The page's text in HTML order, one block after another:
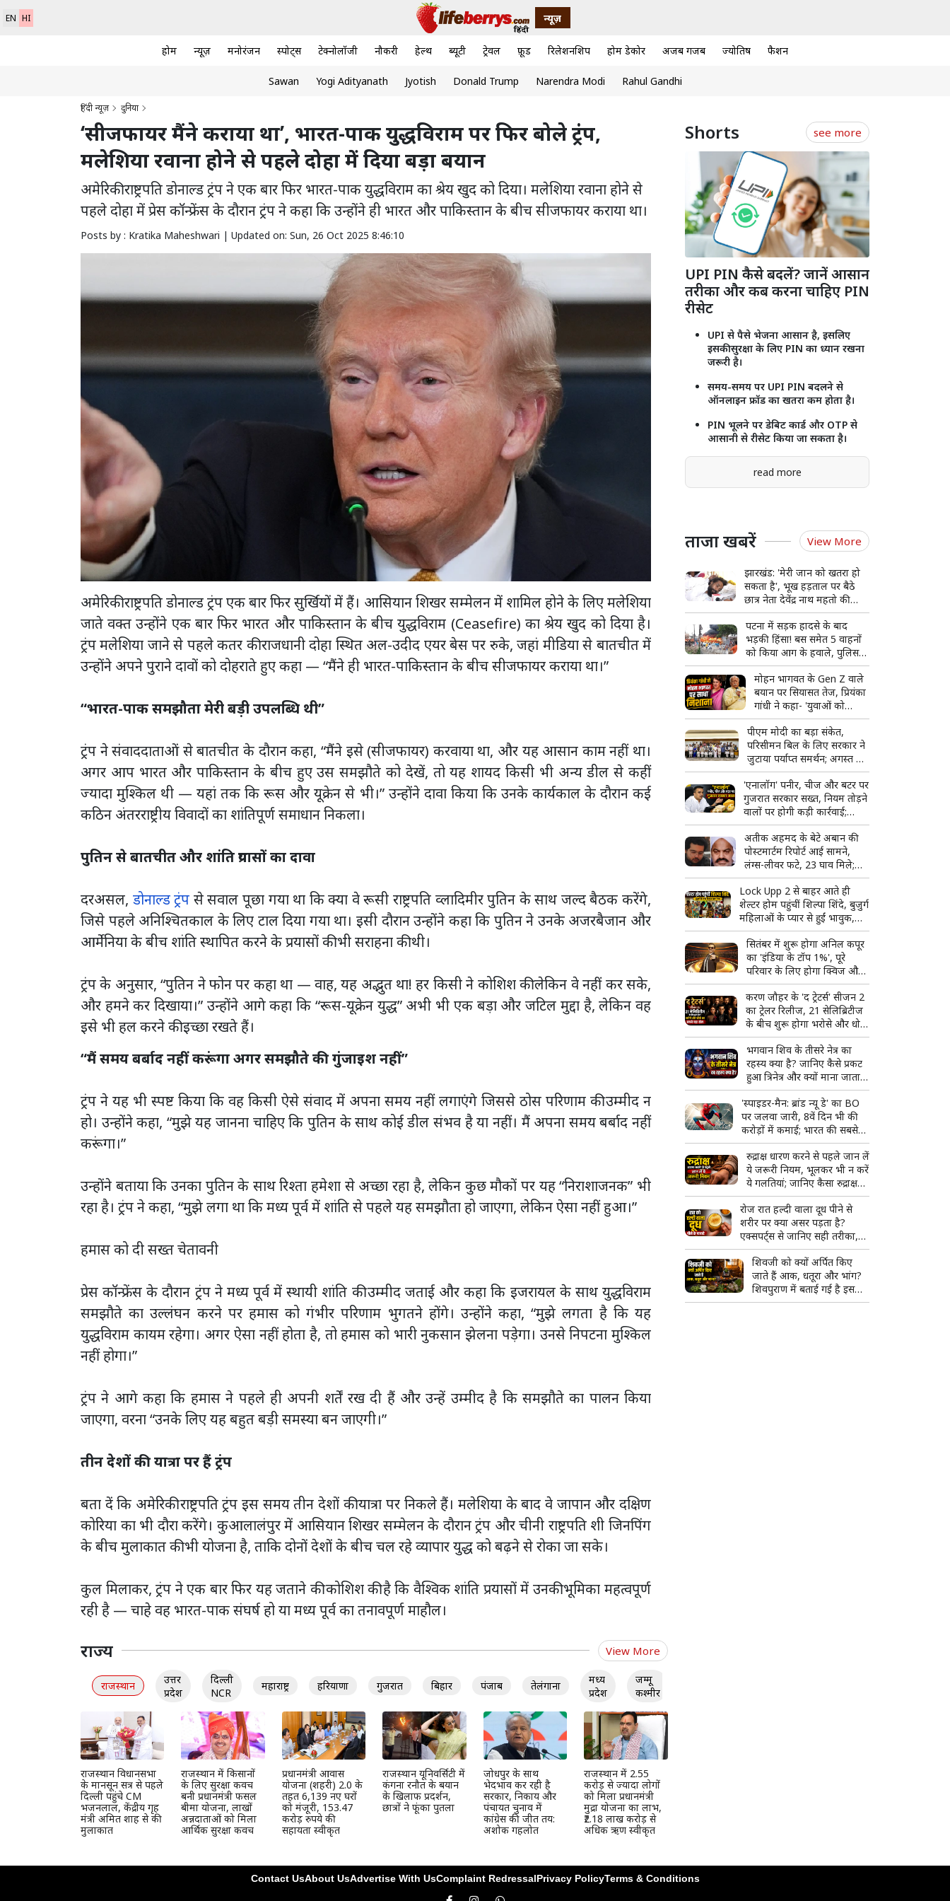
EN HI न्यूज़
होम न्यूज़ मनोरंजन स्पोर्ट्स टेक्नोलॉजी नौकरी हेल्थ ब्यूटी ट्रेवल फ़ूड रिलेशनशिप होम डेकोर अजब गजब ज्योतिष फैशन
Sawan Yogi Adityanath Jyotish Donald Trump Narendra Modi Rahul Gandhi
हिंदी न्यूज़ दुनिया
‘सीजफायर मैंने कराया था’, भारत-पाक युद्धविराम पर फिर बोले ट्रंप,
मलेशिया रवाना होने से पहले दोहा में दिया बड़ा बयान
अमेरिकी राष्ट्रपति डोनाल्ड ट्रंप ने एक बार फिर भारत-पाक युद्धविराम का श्रेय खुद को दिया। मलेशिया रवाना होने से
पहले दोहा में प्रेस कॉन्फ्रेंस के दौरान ट्रंप ने कहा कि उन्होंने ही भारत और पाकिस्तान के बीच सीजफायर कराया था।
Posts by : Kratika Maheshwari | Updated on: Sun, 26 Oct 2025 8:46:10
अमेरिकी राष्ट्रपति डोनाल्ड ट्रंप एक बार फिर सुर्खियों में हैं। आसियान शिखर सम्मेलन में शामिल होने के लिए मलेशिया
जाते वक्त उन्होंने एक बार फिर भारत और पाकिस्तान के बीच युद्धविराम (Ceasefire) का श्रेय खुद को दिया है।
ट्रंप मलेशिया जाने से पहले कतर की राजधानी दोहा स्थित अल-उदीद एयर बेस पर रुके, जहां मीडिया से बातचीत में
उन्होंने अपने पुराने दावों को दोहराते हुए कहा — “मैंने ही भारत-पाकिस्तान के बीच सीजफायर कराया था।”
“भारत-पाक समझौता मेरी बड़ी उपलब्धि थी”
ट्रंप ने संवाददाताओं से बातचीत के दौरान कहा, “मैंने इसे (सीजफायर) करवाया था, और यह आसान काम नहीं था।
अगर आप भारत और पाकिस्तान के बीच हुए उस समझौते को देखें, तो यह शायद किसी भी अन्य डील से कहीं
ज्यादा मुश्किल थी — यहां तक कि रूस और यूक्रेन से भी।” उन्होंने दावा किया कि उनके कार्यकाल के दौरान कई
कठिन अंतरराष्ट्रीय विवादों का शांतिपूर्ण समाधान निकला।
पुतिन से बातचीत और शांति प्रयासों का दावा
दरअसल, डोनाल्ड ट्रंप से सवाल पूछा गया था कि क्या वे रूसी राष्ट्रपति व्लादिमीर पुतिन के साथ जल्द बैठक करेंगे,
जिसे पहले अनिश्चितकाल के लिए टाल दिया गया था। इसी दौरान उन्होंने कहा कि पुतिन ने उनके अजरबैजान और
आर्मेनिया के बीच शांति स्थापित करने के प्रयासों की भी सराहना की थी।
ट्रंप के अनुसार, “पुतिन ने फोन पर कहा था — वाह, यह अद्भुत था! हर किसी ने कोशिश की लेकिन वे नहीं कर सके,
और हमने कर दिखाया।” उन्होंने आगे कहा कि “रूस-यूक्रेन युद्ध” अभी भी एक बड़ा और जटिल मुद्दा है, लेकिन वह
इसे भी हल करने की इच्छा रखते हैं।
“मैं समय बर्बाद नहीं करूंगा अगर समझौते की गुंजाइश नहीं”
ट्रंप ने यह भी स्पष्ट किया कि वह किसी ऐसे संवाद में अपना समय नहीं लगाएंगे जिससे ठोस परिणाम की उम्मीद न
हो। उन्होंने कहा, “मुझे यह जानना चाहिए कि पुतिन के साथ कोई डील संभव है या नहीं। मैं अपना समय बर्बाद नहीं
करूंगा।”
उन्होंने बताया कि उनका पुतिन के साथ रिश्ता हमेशा से अच्छा रहा है, लेकिन कुछ मौकों पर यह “निराशाजनक” भी
रहा है। ट्रंप ने कहा, “मुझे लगा था कि मध्य पूर्व में शांति से पहले यह समझौता हो जाएगा, लेकिन ऐसा नहीं हुआ।”
हमास को दी सख्त चेतावनी
प्रेस कॉन्फ्रेंस के दौरान ट्रंप ने मध्य पूर्व में स्थायी शांति की उम्मीद जताई और कहा कि इजरायल के साथ युद्धविराम
समझौते का उल्लंघन करने पर हमास को गंभीर परिणाम भुगतने होंगे। उन्होंने कहा, “मुझे लगता है कि यह
युद्धविराम कायम रहेगा। अगर ऐसा नहीं होता है, तो हमास को भारी नुकसान झेलना पड़ेगा। उनसे निपटना मुश्किल
नहीं होगा।”
ट्रंप ने आगे कहा कि हमास ने पहले ही अपनी शर्तें रख दी हैं और उन्हें उम्मीद है कि समझौते का पालन किया
जाएगा, वरना “उनके लिए यह बहुत बड़ी समस्या बन जाएगी।”
तीन देशों की यात्रा पर हैं ट्रंप
बता दें कि अमेरिकी राष्ट्रपति ट्रंप इस समय तीन देशों की यात्रा पर निकले हैं। मलेशिया के बाद वे जापान और दक्षिण
कोरिया का भी दौरा करेंगे। कुआलालंपुर में आसियान शिखर सम्मेलन के दौरान ट्रंप और चीनी राष्ट्रपति शी जिनपिंग
के बीच मुलाकात की भी योजना है, ताकि दोनों देशों के बीच चल रहे व्यापार युद्ध को बढ़ने से रोका जा सके।
कुल मिलाकर, ट्रंप ने एक बार फिर यह जताने की कोशिश की है कि वैश्विक शांति प्रयासों में उनकी भूमिका महत्वपूर्ण
रही है — चाहे वह भारत-पाक संघर्ष हो या मध्य पूर्व का तनावपूर्ण माहौल।
राज्य View More
राजस्थान
उत्तर
प्रदेश
दिल्ली
NCR
महाराष्ट्र हरियाणा गुजरात बिहार पंजाब तेलंगाना
मध्य
प्रदेश
जम्मू
कश्मीर
राजस्थान विधानसभा
के मानसून सत्र से पहले
दिल्ली पहुंचे CM
भजनलाल, केंद्रीय गृह
मंत्री अमित शाह से की
मुलाकात
राजस्थान में किसानों
के लिए सुरक्षा कवच
बनी प्रधानमंत्री फसल
बीमा योजना, लाखों
अन्नदाताओं को मिला
आर्थिक सुरक्षा कवच
प्रधानमंत्री आवास
योजना (शहरी) 2.0 के
तहत 6,139 नए घरों
को मंजूरी, 153.47
करोड़ रुपये की
सहायता स्वीकृत
राजस्थान यूनिवर्सिटी में
कंगना रनौत के बयान
के खिलाफ प्रदर्शन,
छात्रों ने फूंका पुतला
जोधपुर के साथ
भेदभाव कर रही है
सरकार, निकाय और
पंचायत चुनाव में
कांग्रेस की जीत तय:
अशोक गहलोत
राजस्थान में 2.55
करोड़ से ज्यादा लोगों
को मिला प्रधानमंत्री
मुद्रा योजना का लाभ,
₹2.18 लाख करोड़ से
अधिक ऋण स्वीकृत
Shorts see more
UPI PIN कैसे बदलें? जानें आसान
तरीका और कब करना चाहिए PIN
रीसेट
UPI से पैसे भेजना आसान है, इसलिए
इसकी सुरक्षा के लिए PIN का ध्यान रखना
जरूरी है।
समय-समय पर UPI PIN बदलने से
ऑनलाइन फ्रॉड का खतरा कम होता है।
PIN भूलने पर डेबिट कार्ड और OTP से
आसानी से रीसेट किया जा सकता है।
read more
ताजा खबरें View More
झारखंड: 'मेरी जान को खतरा हो
सकता है', भूख हड़ताल पर बैठे
छात्र नेता देवेंद्र नाथ महतो की
बिगड़ी हालत, अस्पताल में भर्ती
पटना में सड़क हादसे के बाद
भड़की हिंसा! बस समेत 5 वाहनों
को किया आग के हवाले, पुलिस
और मीडिया पर भी पथराव
मोहन भागवत के Gen Z वाले
बयान पर सियासत तेज, प्रियंका
गांधी ने कहा- 'युवाओं को
उनके...'
पीएम मोदी का बड़ा संकेत,
परिसीमन बिल के लिए सरकार ने
जुटाया पर्याप्त समर्थन; अगस्त में
हो सकता है विशेष सत्र
'एनालॉग' पनीर, चीज और बटर पर
गुजरात सरकार सख्त, नियम तोड़ने
वालों पर होगी कड़ी कार्रवाई;
टास्क फोर्स बनाने का ऐलान
अतीक अहमद के बेटे अबान की
पोस्टमार्टम रिपोर्ट आई सामने,
लंग्स-लीवर फटे, 23 घाव मिले;
शव देखकर रो पड़ा भाई अहजम
Lock Upp 2 से बाहर आते ही
शेल्टर होम पहुंचीं शिल्पा शिंदे, बुजुर्ग
महिलाओं के प्यार से हुईं भावुक,
बोलीं- 'ऐसा लग रहा है जैसे मैं ही
जीत गई'
सितंबर में शुरू होगा अनिल कपूर
का 'इंडिया के टॉप 1%', पूरे
परिवार के लिए होगा क्विज और
मस्ती का शानदार कॉम्बो
करण जौहर के 'द ट्रेटर्स' सीजन 2
का ट्रेलर रिलीज, 21 सेलिब्रिटीज
के बीच शुरू होगा भरोसे और धोखे
का सबसे बड़ा खेल
भगवान शिव के तीसरे नेत्र का
रहस्य क्या है? जानिए कैसे प्रकट
हुआ त्रिनेत्र और क्यों माना जाता है
दिव्य शक्ति का प्रतीक
'स्पाइडर-मैन: ब्रांड न्यू डे' का BO
पर जलवा जारी, 8वें दिन भी की
करोड़ों में कमाई; भारत की सबसे
बड़ी हॉलीवुड फिल्म बनने से इतनी
दूर
रुद्राक्ष धारण करने से पहले जान लें
ये जरूरी नियम, भूलकर भी न करें
ये गलतियां; जानिए कैसा रुद्राक्ष
माना जाता है शुभ
रोज रात हल्दी वाला दूध पीने से
शरीर पर क्या असर पड़ता है?
एक्सपर्ट्स से जानिए सही तरीका,
फायदे और किन लोगों को करना
चाहिए परहेज
शिवजी को क्यों अर्पित किए
जाते हैं आक, धतूरा और भांग?
शिवपुराण में बताई गई है इसकी
खास वजह
Contact UsAbout UsAdvertise With UsComplaint RedressalPrivacy PolicyTerms & Conditions